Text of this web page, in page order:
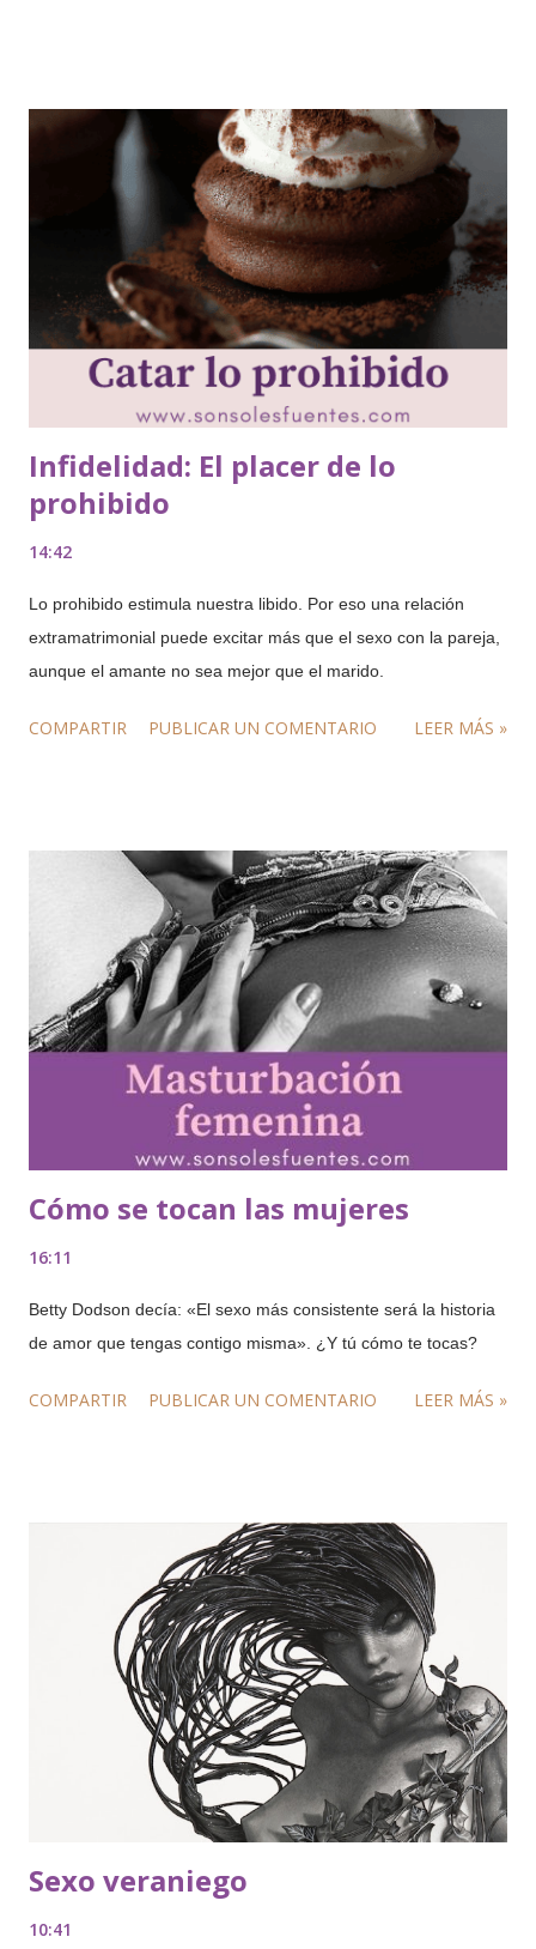
Infidelidad: El placer de lo
prohibido
14:42
Lo prohibido estimula nuestra libido. Por eso una relación
extramatrimonial puede excitar más que el sexo con la pareja,
aunque el amante no sea mejor que el marido.
COMPARTIR PUBLICAR UN COMENTARIO LEER MÁS »
Cómo se tocan las mujeres
16:11
Betty Dodson decía: «El sexo más consistente será la historia
de amor que tengas contigo misma». ¿Y tú cómo te tocas?
COMPARTIR PUBLICAR UN COMENTARIO LEER MÁS »
Sexo veraniego
10:41